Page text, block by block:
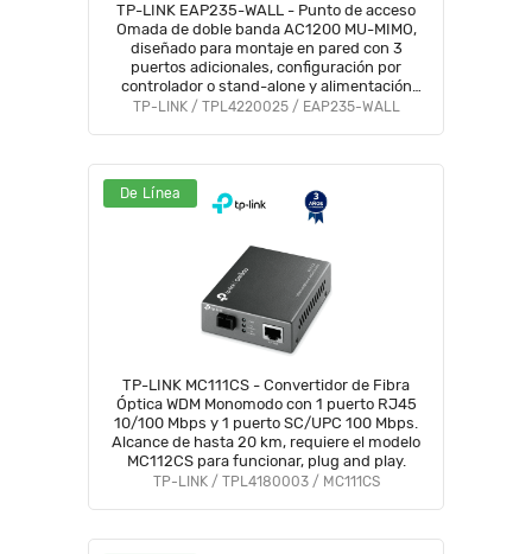
TP-LINK EAP235-WALL - Punto de acceso
Omada de doble banda AC1200 MU-MIMO,
diseñado para montaje en pared con 3
puertos adicionales, configuración por
controlador o stand-alone y alimentación
PoE af/at.
TP-LINK / TPL4220025 / EAP235-WALL
De Línea
TP-LINK MC111CS - Convertidor de Fibra
Óptica WDM Monomodo con 1 puerto RJ45
10/100 Mbps y 1 puerto SC/UPC 100 Mbps.
Alcance de hasta 20 km, requiere el modelo
MC112CS para funcionar, plug and play.
TP-LINK / TPL4180003 / MC111CS